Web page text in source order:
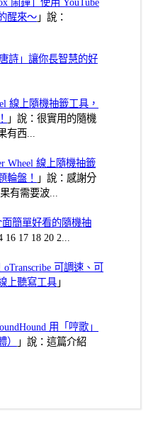
鬧鐘」使用 YouTube
醒來～ 」說：
詩」讓你長智慧的好
線上隨機抽籤工具，
」說：很實用的隨機
有西...
Wheel 線上隨機抽籤
輪盤！
」說：感謝分
有需要波...
面簡單好看的隨機抽
16 17 18 20 2...
可調速、可
上聽寫工具 」
用「哼歌」
）
」說：這篇介紹